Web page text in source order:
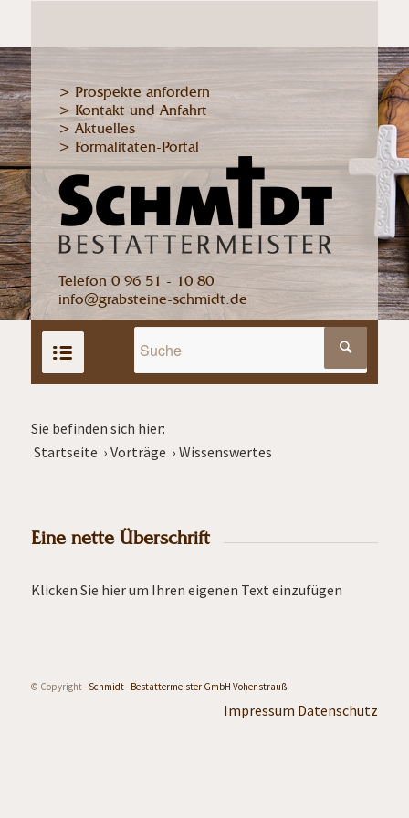
> Prospekte anfordern
> Kontakt und Anfahrt
> Aktuelles
> Formalitäten-Portal
Telefon 0 96 51 - 10 80
info@grabsteine-schmidt.de
Sie befinden sich hier:
Startseite › Vorträge › Wissenswertes
Eine nette Überschrift
Klicken Sie hier um Ihren eigenen Text einzufügen
© Copyright - Schmidt - Bestattermeister GmbH Vohenstrauß
Impressum Datenschutz